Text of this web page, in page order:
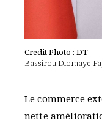
Credit Photo : DT
Bassirou Diomaye
Le commerce
nette